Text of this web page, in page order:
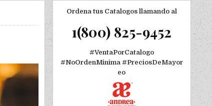
Ordena tus Catalogos llamando al
1(800) 825-9452
#VentaPorCatalogo
#NoOrdenMinima #PreciosDeMayor
eo